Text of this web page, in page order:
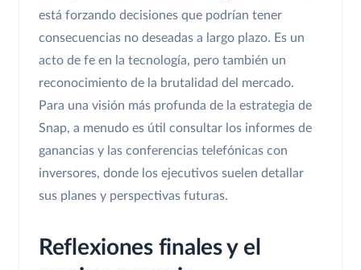
está forzando decisiones que podrían tener
consecuencias no deseadas a largo plazo. Es un
acto de fe en la tecnología, pero también un
reconocimiento de la brutalidad del mercado.
Para una visión más profunda de la estrategia de
Snap, a menudo es útil consultar los informes de
ganancias y las conferencias telefónicas con
inversores, donde los ejecutivos suelen detallar
sus planes y perspectivas futuras.
Reflexiones finales y el